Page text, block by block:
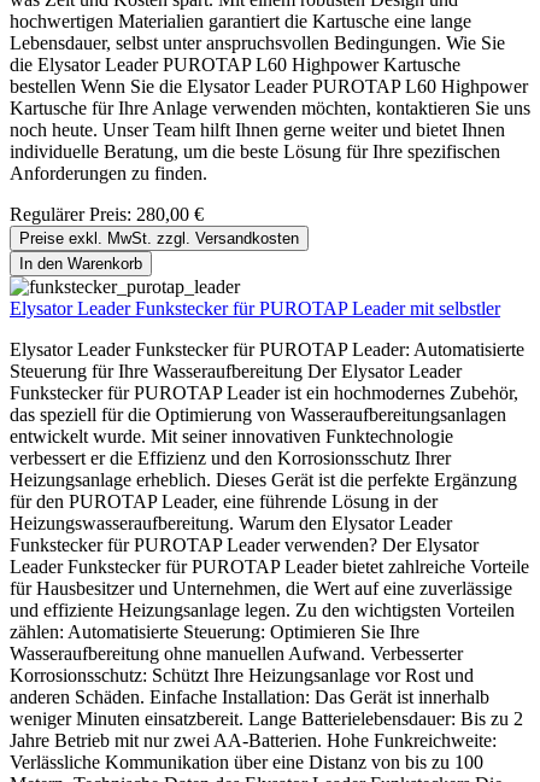
hochwertigen Materialien garantiert die Kartusche eine lange
Lebensdauer, selbst unter anspruchsvollen Bedingungen. Wie Sie
die Elysator Leader PUROTAP L60 Highpower Kartusche
bestellen Wenn Sie die Elysator Leader PUROTAP L60 Highpower
Kartusche für Ihre Anlage verwenden möchten, kontaktieren Sie uns
noch heute. Unser Team hilft Ihnen gerne weiter und bietet Ihnen
individuelle Beratung, um die beste Lösung für Ihre spezifischen
Anforderungen zu finden.
Regulärer Preis: 280,00 €
Preise exkl. MwSt. zzgl. Versandkosten
In den Warenkorb
Elysator Leader Funkstecker für PUROTAP Leader mit selbstler
Elysator Leader Funkstecker für PUROTAP Leader: Automatisierte
Steuerung für Ihre Wasseraufbereitung Der Elysator Leader
Funkstecker für PUROTAP Leader ist ein hochmodernes Zubehör,
das speziell für die Optimierung von Wasseraufbereitungsanlagen
entwickelt wurde. Mit seiner innovativen Funktechnologie
verbessert er die Effizienz und den Korrosionsschutz Ihrer
Heizungsanlage erheblich. Dieses Gerät ist die perfekte Ergänzung
für den PUROTAP Leader, eine führende Lösung in der
Heizungswasseraufbereitung. Warum den Elysator Leader
Funkstecker für PUROTAP Leader verwenden? Der Elysator
Leader Funkstecker für PUROTAP Leader bietet zahlreiche Vorteile
für Hausbesitzer und Unternehmen, die Wert auf eine zuverlässige
und effiziente Heizungsanlage legen. Zu den wichtigsten Vorteilen
zählen: Automatisierte Steuerung: Optimieren Sie Ihre
Wasseraufbereitung ohne manuellen Aufwand. Verbesserter
Korrosionsschutz: Schützt Ihre Heizungsanlage vor Rost und
anderen Schäden. Einfache Installation: Das Gerät ist innerhalb
weniger Minuten einsatzbereit. Lange Batterielebensdauer: Bis zu 2
Jahre Betrieb mit nur zwei AA-Batterien. Hohe Funkreichweite:
Verlässliche Kommunikation über eine Distanz von bis zu 100